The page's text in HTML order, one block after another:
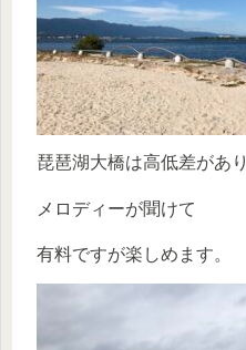
琵琶湖大橋は高低差があり
メロディーが聞けて
有料ですが楽しめます。